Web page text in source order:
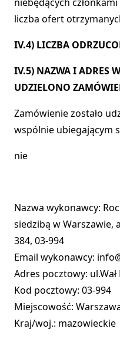
liczba ofert
IV.4) LICZBA
IV.5) NAZWA I ADRES
UDZIELONO
Zamówienie zostało
wspólnie ubiegającym
nie
Nazwa wykonawcy:
siedzibą w Warszawie,
384, 03-994
Email wykonawcy:
Adres pocztowy:
Kod pocztowy: 03-994
Miejscowość:
Kraj/woj.: mazowieckie